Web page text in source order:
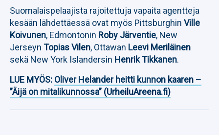
Suomalaispelaajista rajoitettuja vapaita agentteja
kesään lähdettäessä ovat myös Pittsburghin Ville
Koivunen, Edmontonin Roby Järventie, New
Jerseyn Topias Vilen, Ottawan Leevi Meriläinen
sekä New York Islandersin Henrik Tikkanen.
LUE MYÖS: Oliver Helander heitti kunnon kaaren –
”Äijä on mitalikunnossa” (UrheiluAreena.fi)